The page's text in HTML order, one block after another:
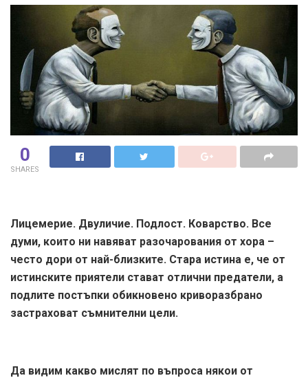
0
SHARES
Лицемерие. Двуличие. Подлост. Коварство. Все
думи, които ни навяват разочарования от хора –
често дори от най-близките. Стара истина е, че от
истинските приятели стават отлични предатели, а
подлите постъпки обикновено криворазбрано
застраховат съмнителни цели.
Да видим какво мислят по въпроса някои от